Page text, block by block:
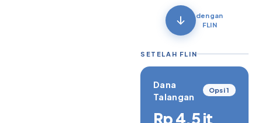
dengan
FLIN
SETELAH FLIN
Dana
Talangan
Opsi 1
Rp 4.5 jt